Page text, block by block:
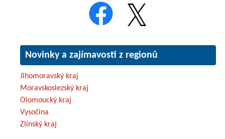
Novinky a zajímavosti z regionů
Jihomoravský kraj
Moravskoslezský kraj
Olomoucký kraj
Vysočina
Zlínský kraj